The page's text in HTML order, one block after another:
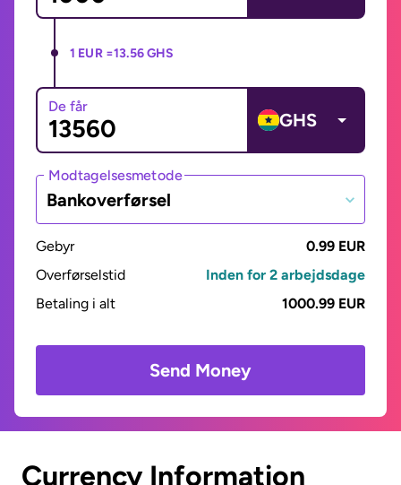
1 EUR =13.56 GHS
De får
GHS
Modtagelsesmetode
Bankoverførsel
Gebyr
0.99 EUR
Overførselstid
Inden for 2 arbejdsdage
Betaling i alt
1000.99 EUR
Send Money
Currency Information